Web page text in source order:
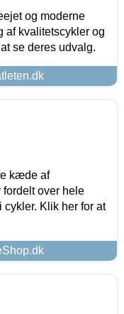
og moderne
af kvalitetscykler og
se deres udvalg.
kæde af
fordelt over hele
cykler. Klik her for at